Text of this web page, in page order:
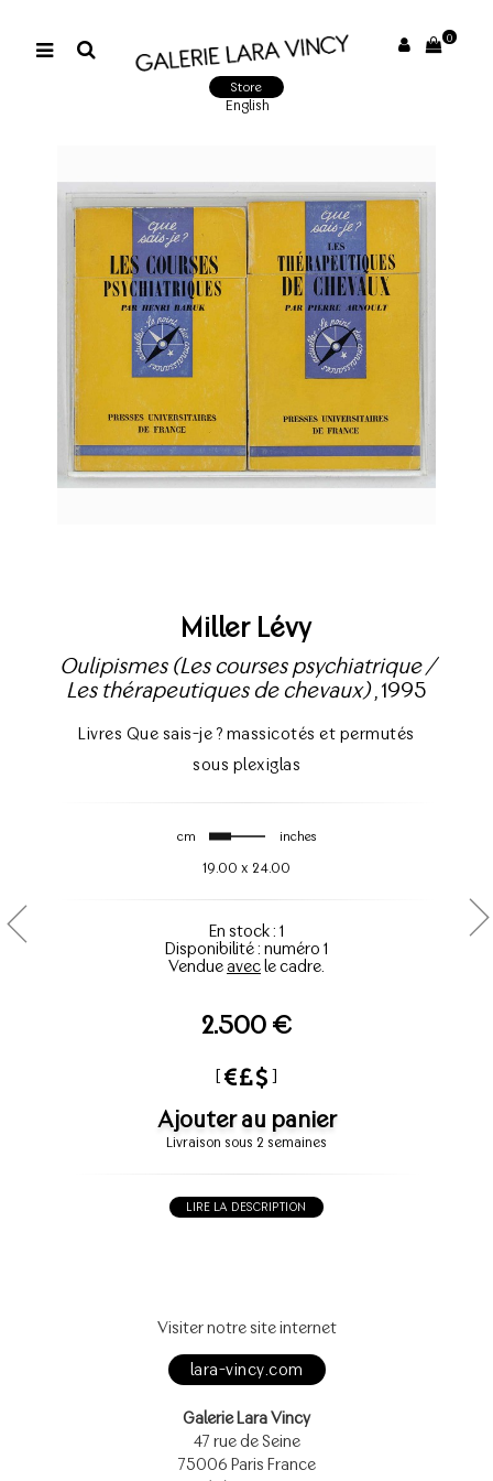
0
Store
English
Miller Lévy
Oulipismes (Les courses psychiatrique /
Les thérapeutiques de chevaux), 1995
Livres Que sais-je ? massicotés et permutés
sous plexiglas
cm inches
19.00 x 24.00
En stock : 1
Disponibilité : numéro 1
Vendueavecle cadre.
2.500 €
[ ]
Ajouter au panier
Livraison sous 2 semaines
LIRE LA DESCRIPTION
Visiter notre site internet
lara-vincy.com
Galerie Lara Vincy
47 rue de Seine
75006 Paris France